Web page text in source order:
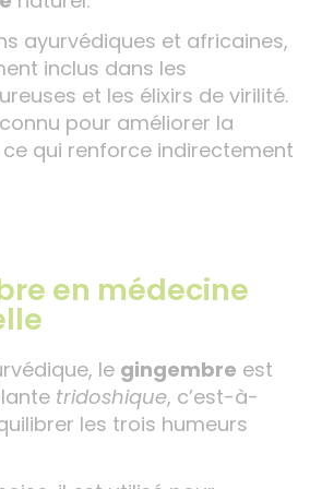
ayurvédiques et africaines,
inclus dans les
et les élixirs de virilité.
pour améliorer la
qui renforce indirectement
en médecine
le gingembre est
tridoshique, c’est-à-
les trois humeurs